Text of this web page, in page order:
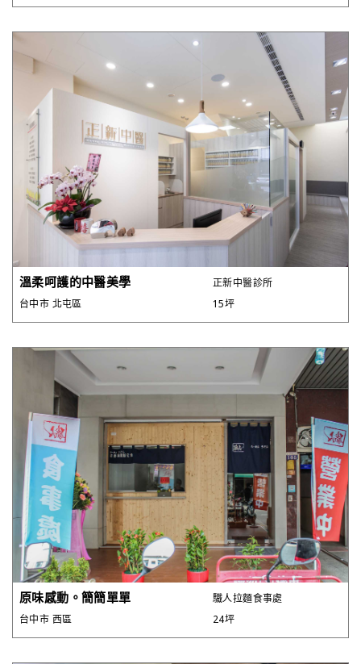
溫柔呵護的中醫美學
正新中醫診所
台中市 北屯區
15坪
原味感動。簡簡單單
驖人拉麵食事處
台中市 西區
24坪